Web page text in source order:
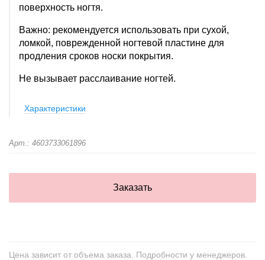
поверхность ногтя.
Важно: рекомендуется использовать при сухой,
ломкой, поврежденной ногтевой пластине для
продления сроков носки покрытия.
Не вызывает расслаивание ногтей.
Характеристики
Арт.: 4603733061896
Заказать
Цена зависит от объема заказа. Подробности у менеджеров.